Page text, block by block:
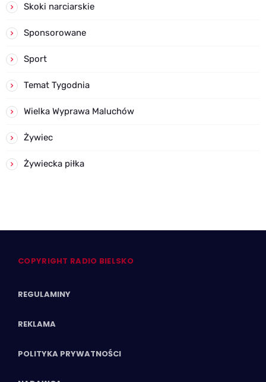
Skoki narciarskie
Sponsorowane
Sport
Temat Tygodnia
Wielka Wyprawa Maluchów
Żywiec
Żywiecka piłka
COPYRIGHT RADIO BIELSKO
REGULAMINY
REKLAMA
POLITYKA PRYWATNOŚCI